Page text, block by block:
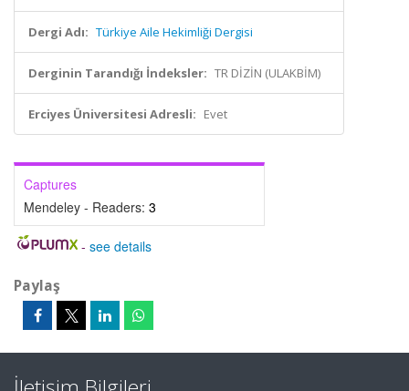
Dergi Adı: Türkiye Aile Hekimliği Dergisi
Derginin Tarandığı İndeksler: TR DİZİN (ULAKBİM)
Erciyes Üniversitesi Adresli: Evet
Captures
Mendeley - Readers: 3
- see details
Paylaş